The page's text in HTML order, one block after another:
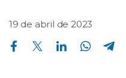
19 de abril de 2023
Compartir en Facebook Compartir en Twitter Compartir en Linkedin Compartir en Whatsapp